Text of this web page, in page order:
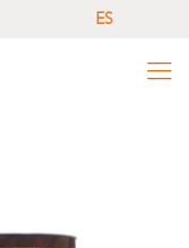
ES